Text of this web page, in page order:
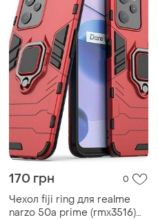
170 грн 0
Чехол fiji ring для realme
narzo 50a prime (rmx3516)